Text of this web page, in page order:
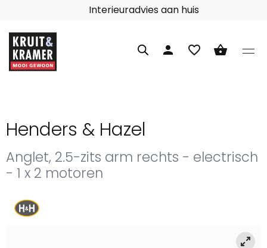
Interieuradvies aan huis
person favorite_border shopping_basket
Henders & Hazel
Anglet, 2.5-zits arm rechts - electrisch
- 1 x 2 motoren